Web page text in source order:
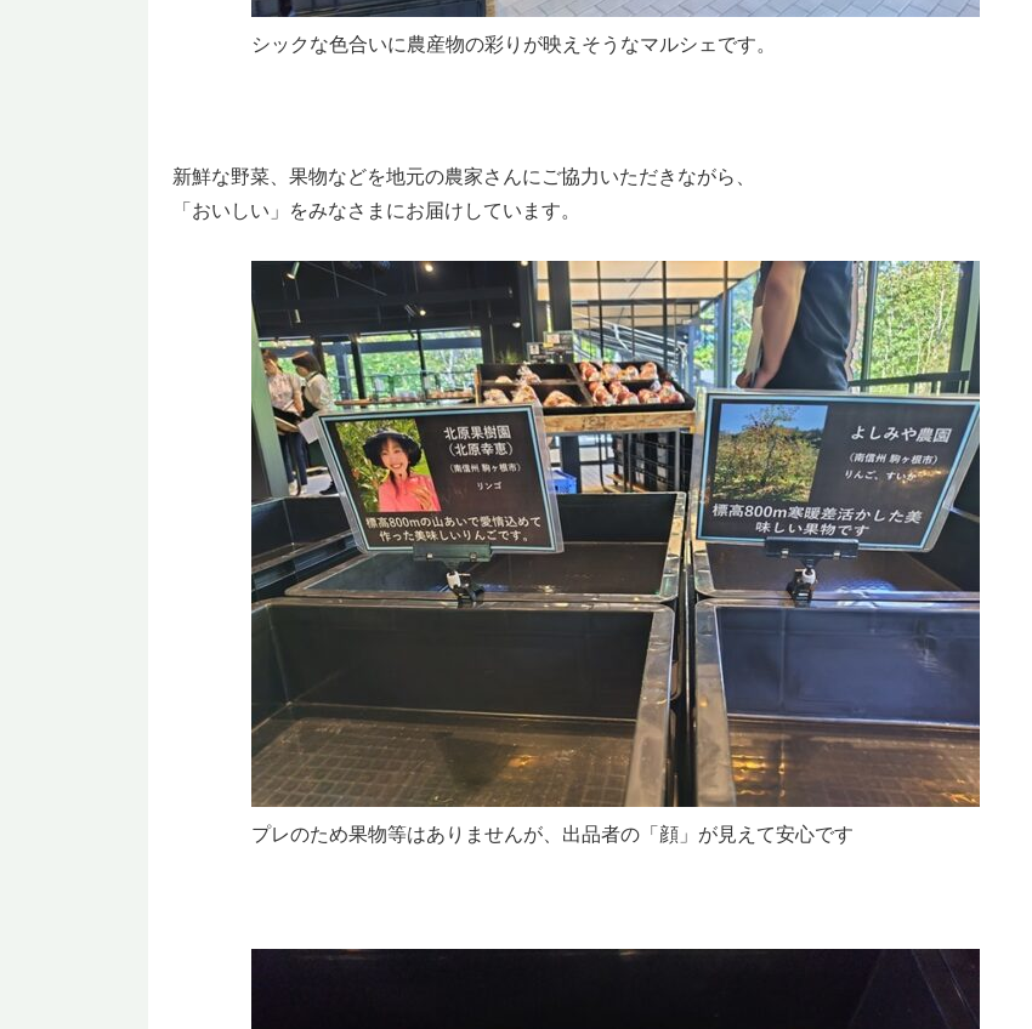
シックな色合いに農産物の彩りが映えそうなマルシェです。
新鮮な野菜、果物などを地元の農家さんにご協力いただきながら、
「おいしい」をみなさまにお届けしています。
プレのため果物等はありませんが、出品者の「顔」が見えて安心です